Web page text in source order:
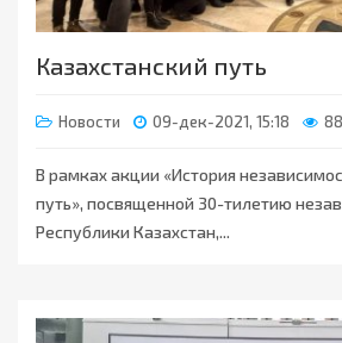
Казахстанский путь
Новости 09-дек-2021, 15:18
В рамках акции «История
путь», посвященной 30-тилетию
Республики Казахстан,...